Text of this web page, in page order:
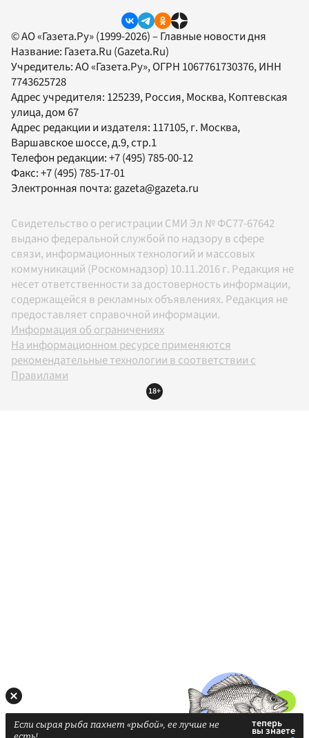
© АО «Газета.Ру» (1999-2026) – Главные новости дня
Название: Газета.Ru (Gazeta.Ru)
Учредитель:АО «Газета.Ру», ОГРН 1067761730376, ИНН
7743625728
Адрес учредителя: 125239, Россия, Москва, Коптевская
улица, дом 67
Адрес редакции и издателя: 117105, г. Москва,
Варшавское шоссе, д.9, стр.1
Телефон редакции:+7 (495) 785-00-12
Факс:+7 (495) 785-17-01
Электронная почта:gazeta@gazeta.ru
Свидетельство о регистрации СМИ Эл № ФС77-67642
выдано федеральной службой по надзору в сфере
связи, информационных технологий и массовых
коммуникаций (Роскомнадзор) 10.11.2016 г. Редакция не
несет ответственности за достоверность информации,
содержащейся в рекламных объявлениях. Редакция не
предоставляет справочной информации.
Информация об ограничениях
На информационном ресурсе применяются
рекомендательные технологии в соответствии с
Правилами
18+
Если сырая рыба пахнет «рыбой», ее лучше не